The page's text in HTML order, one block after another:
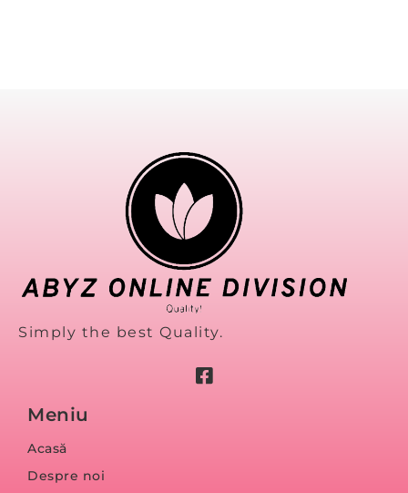
Simply the best Quality.
Meniu
Acasă
Despre noi